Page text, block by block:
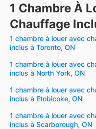
1 Chambre À
Chauffage
1 chambre à louer avec
inclus à Toronto, ON
1 chambre à louer avec
inclus à North York, ON
1 chambre à louer avec
inclus à Etobicoke, ON
1 chambre à louer avec
inclus à Scarborough, ON